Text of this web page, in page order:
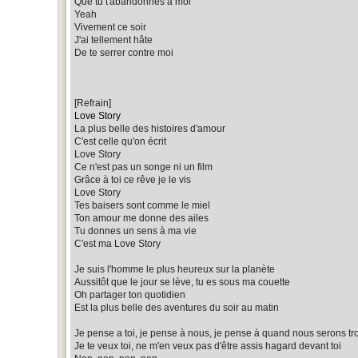
Yeah
Vivement ce soir
J'ai tellement hâte
De te serrer contre moi
[Refrain]
Love Story
La plus belle des histoires d'amour
C'est celle qu'on écrit
Love Story
Ce n'est pas un songe ni un film
Grâce à toi ce rêve je le vis
Love Story
Tes baisers sont comme le miel
Ton amour me donne des ailes
Tu donnes un sens à ma vie
C'est ma Love Story
Je suis l'homme le plus heureux sur la planète
Aussitôt que le jour se lève, tu es sous ma couette
Oh partager ton quotidien
Est la plus belle des aventures du soir au matin
Je pense a toi, je pense à nous, je pense à quand nous serons
Je te veux toi, ne m'en veux pas d'être assis hagard devant toi